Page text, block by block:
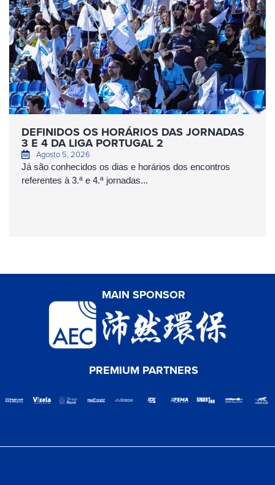
DEFINIDOS OS HORÁRIOS DAS JORNADAS
3 E 4 DA LIGA PORTUGAL 2
Agosto 5, 2026
Já são conhecidos os dias e horários dos encontros
referentes à 3.ª e 4.ª jornadas...
MAIN SPONSOR
PREMIUM PARTNERS